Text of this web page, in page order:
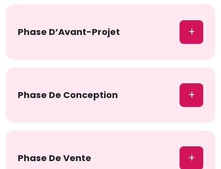
Phase D’Avant-Projet
Phase De Conception
Phase De Vente